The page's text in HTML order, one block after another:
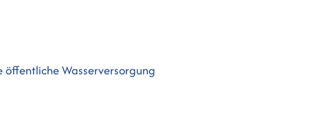
öffentliche Wasserversorgung